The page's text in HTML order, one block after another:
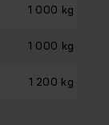
1 000 kg
1 000 kg
1 200 kg